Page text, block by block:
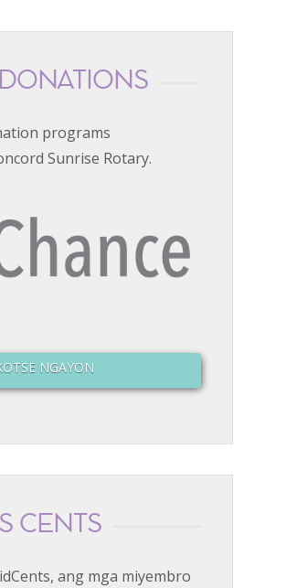
programs
Sunrise Rotary.
NGAYON
CENTS
ang mga miyembro